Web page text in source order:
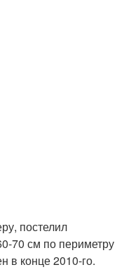
постелил
70 см по периметру
в конце 2010-го.